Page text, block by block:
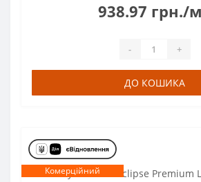
938.97 грн./
- +
ДО КОШИКА
Комерційний